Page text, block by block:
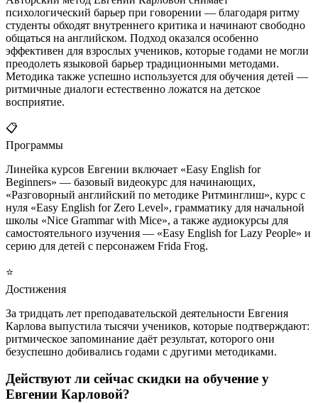
психологический барьер при говорении — благодаря ритму
студенты обходят внутреннего критика и начинают свободно
общаться на английском. Подход оказался особенно
эффективен для взрослых учеников, которые годами не могли
преодолеть языковой барьер традиционными методами.
Методика также успешно используется для обучения детей —
ритмичные диалоги естественно ложатся на детское
восприятие.
📋
Программы
Линейка курсов Евгении включает «Easy English for
Beginners» — базовый видеокурс для начинающих,
«Разговорный английский по методике Ритминглиш», курс с
нуля «Easy English for Zero Level», грамматику для начальной
школы «Nice Grammar with Mice», а также аудиокурсы для
самостоятельного изучения — «Easy English for Lazy People» и
серию для детей с персонажем Frida Frog.
⭐
Достижения
За тридцать лет преподавательской деятельности Евгения
Карлова выпустила тысячи учеников, которые подтверждают:
ритмическое запоминание даёт результат, которого они
безуспешно добивались годами с другими методиками.
Действуют ли сейчас скидки на обучение у
Евгении Карловой?